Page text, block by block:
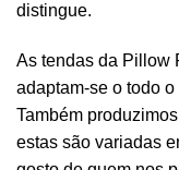
distingue.
As tendas da Pillow
adaptam-se o todo
Também
estas são variadas